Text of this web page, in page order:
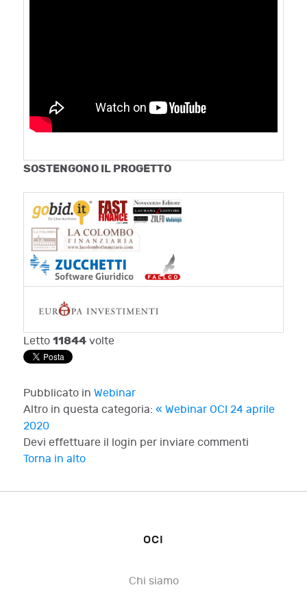
SOSTENGONO IL PROGETTO
Letto 11844 volte
Pubblicato in Webinar
Altro in questa categoria: « Webinar OCI 24 aprile
2020
Devi effettuare il login per inviare commenti
Torna in alto
OCI
Chi siamo